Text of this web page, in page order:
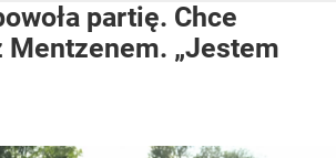
partię. Chce
Mentzenem. „Jestem